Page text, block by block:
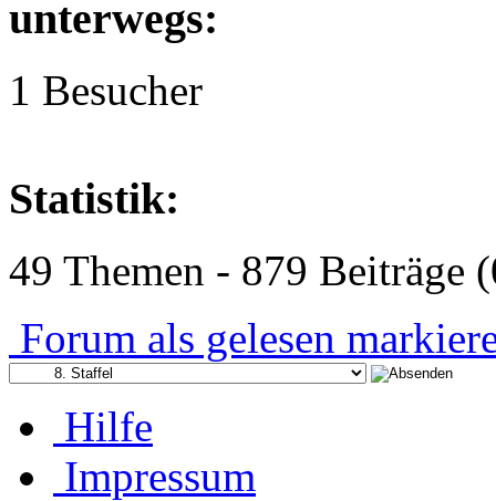
unterwegs:
1 Besucher
Statistik:
49 Themen - 879 Beiträge
Forum als gelesen
Hilfe
Impressum